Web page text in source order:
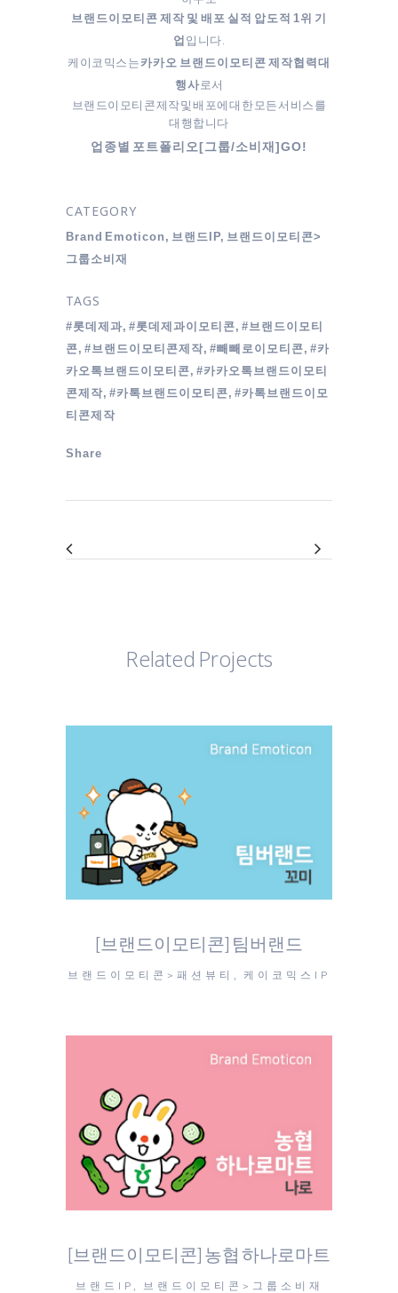
브랜드이모티콘 제작 및 배포 실적 압도적 1위 기
업 입니다.
케이코믹스는 카카오 브랜드이모티콘 제작협력대
행사로서
브랜드이모티콘 제작 및 배포에 대한 모든 서비스를
대행합니다
업종별 포트폴리오[그룹/소비재]GO!
CATEGORY
Brand Emoticon, 브랜드IP, 브랜드이모티콘>
그룹소비재
TAGS
#롯데제과, #롯데제과이모티콘, #브랜드이모티
콘, #브랜드이모티콘제작, #빼빼로이모티콘, #카
카오톡브랜드이모티콘, #카카오톡브랜드이모티
콘제작, #카톡브랜드이모티콘, #카톡브랜드이모
티콘제작
Share
Related Projects
[브랜드이모티콘] 팀버랜드
브랜드이모티콘>패션뷰티, 케이코믹스IP
[브랜드이모티콘] 농협 하나로마트
브랜드IP, 브랜드이모티콘>그룹소비재